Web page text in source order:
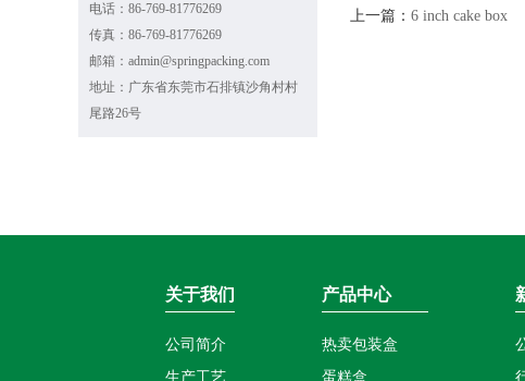
电话：86-769-81776269
传真：86-769-81776269
邮箱：admin@springpacking.com
地址：广东省东莞市石排镇沙角村村
尾路26号
上一篇： 6 inch cake box
关于我们
公司简介
生产工艺
产品中心
热卖包装盒
蛋糕盒